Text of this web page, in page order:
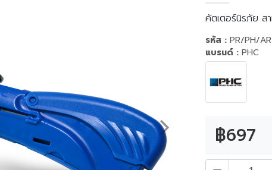
คัตเตอร์นิรภัย ส
รหัส : PR/PH/
แบรนด์ : PHC
฿697